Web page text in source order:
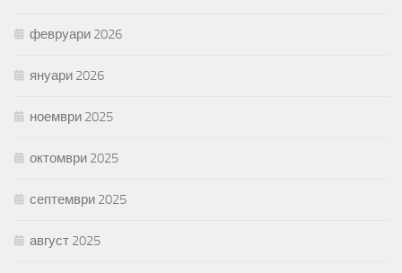
февруари 2026
януари 2026
ноември 2025
октомври 2025
септември 2025
август 2025